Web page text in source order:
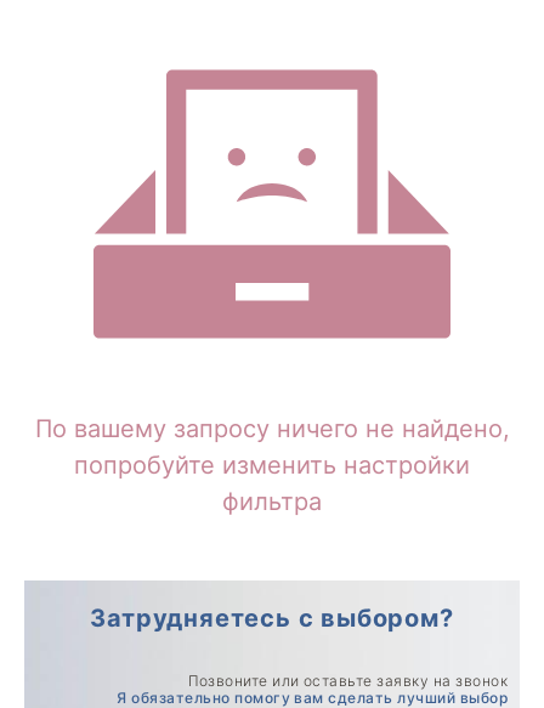
По вашему запросу ничего не найдено,
попробуйте изменить настройки
фильтра
Затрудняетесь с выбором?
Позвоните или оставьте заявку на звонок
Я обязательно помогу вам сделать лучший выбор